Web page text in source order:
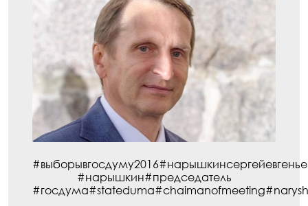
#нарышкин#председатель